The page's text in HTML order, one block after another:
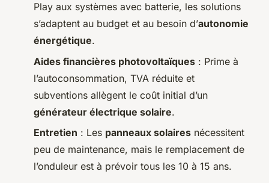
Play aux systèmes avec batterie, les solutions
s’adaptent au budget et au besoin d’autonomie
énergétique.
Aides financières photovoltaïques : Prime à
l’autoconsommation, TVA réduite et
subventions allègent le coût initial d’un
générateur électrique solaire.
Entretien : Les panneaux solaires nécessitent
peu de maintenance, mais le remplacement de
l’onduleur est à prévoir tous les 10 à 15 ans.